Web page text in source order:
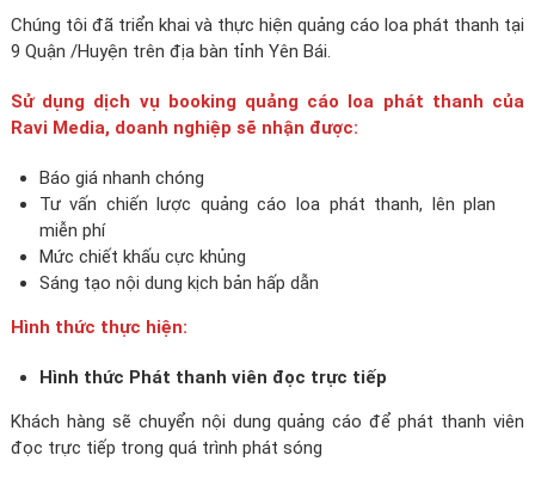
Chúng tôi đã triển khai và thực hiện quảng cáo loa phát thanh tại
9 Quận /Huyện trên địa bàn tỉnh Yên Bái.
Sử dụng dịch vụ booking quảng cáo loa phát thanh của
Ravi Media, doanh nghiệp sẽ nhận được:
Báo giá nhanh chóng
Tư vấn chiến lược quảng cáo loa phát thanh, lên plan
miễn phí
Mức chiết khấu cực khủng
Sáng tạo nội dung kịch bản hấp dẫn
Hình thức thực hiện:
Hình thức Phát thanh viên đọc trực tiếp
Khách hàng sẽ chuyển nội dung quảng cáo để phát thanh viên
đọc trực tiếp trong quá trình phát sóng